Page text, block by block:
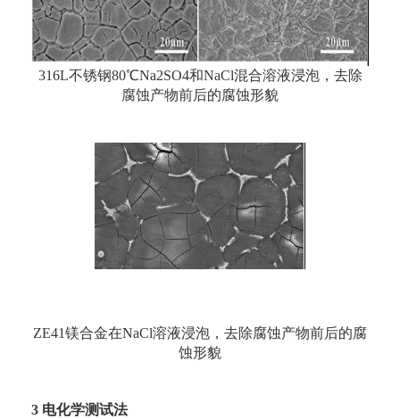
316L不锈钢80℃Na2SO4和NaCl混合溶液浸泡，去除
腐蚀产物前后的腐蚀形貌
ZE41镁合金在NaCl溶液浸泡，去除腐蚀产物前后的腐
蚀形貌
3 电化学测试法